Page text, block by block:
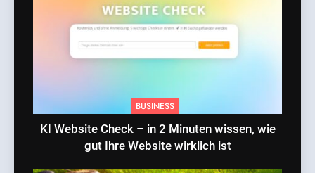
BUSINESS
KI Website Check – in 2 Minuten wissen, wie
gut Ihre Website wirklich ist